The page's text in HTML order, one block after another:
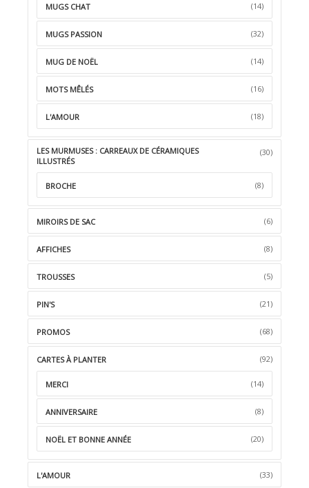
MUGS CHAT (14)
MUGS PASSION (32)
MUG DE NOËL (14)
MOTS MÊLÉS (16)
L'AMOUR (18)
LES MURMUSES : CARREAUX DE CÉRAMIQUES
ILLUSTRÉS
(30)
BROCHE (8)
MIROIRS DE SAC (6)
AFFICHES (8)
TROUSSES (5)
PIN'S (21)
PROMOS (68)
CARTES À PLANTER (92)
MERCI (14)
ANNIVERSAIRE (8)
NOËL ET BONNE ANNÉE (20)
L'AMOUR (33)